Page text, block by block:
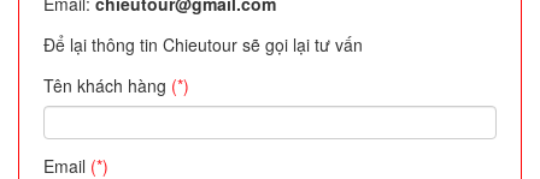
Để lại thông tin Chieutour sẽ gọi lại tư vấn
Tên khách hàng (*)
Email (*)